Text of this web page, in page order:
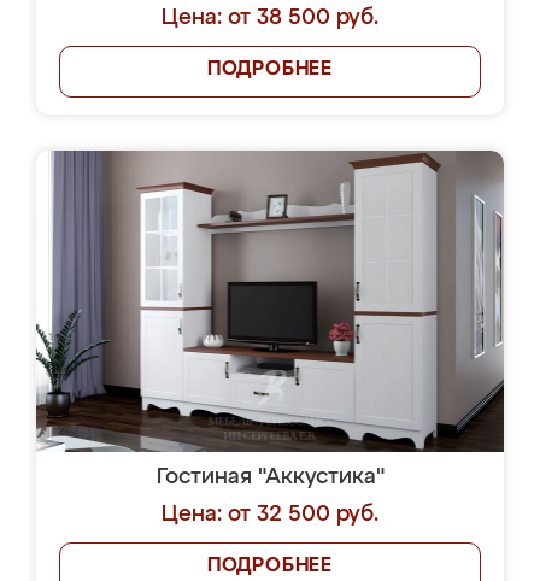
Цена: от 38 500 руб.
ПОДРОБНЕЕ
Гостиная "Аккустика"
Цена: от 32 500 руб.
ПОДРОБНЕЕ